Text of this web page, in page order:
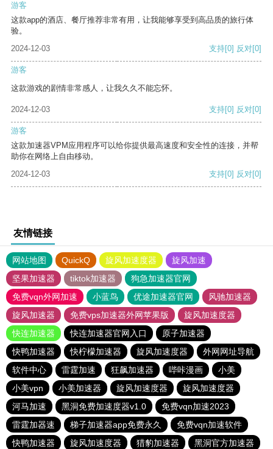
游客
这款app的酒店、餐厅推荐非常有用，让我能够享受到高品质的旅行体
验。
2024-12-03
支持[0] 反对[0]
游客
这款游戏的剧情非常感人，让我久久不能忘怀。
2024-12-03 支持[0] 反对[0]
游客
这款加速器VPM应用程序可以给你提供最高速度和安全性的连接，并帮
助你在网络上自由移动。
2024-12-03
支持[0] 反对[0]
友情链接
网站地图 QuickQ 旋风加速度器
旋风加速
坚果加速器
tiktok加速器
狗急加速器官网
免费vqn外网加速
小蓝鸟 优途加速器官网
风驰加速器
旋风加速器
免费vps加速器外网苹果版
旋风加速度器
快连加速器
快连加速器官网入口
原子加速器
快鸭加速器
快柠檬加速器 旋风加速度器
外网网址导航
软件中心
雷霆加速 狂飙加速器 哔咔漫画
小美
小美vpn
小美加速器 旋风加速度器
旋风加速度器
河马加速
黑洞免费加速度器v1.0
免费vqn加速2023
雷霆加器速
梯子加速器app免费永久
免费vqn加速软件
快鸭加速器
旋风加速度器 猎豹加速器 黑洞官方加速器